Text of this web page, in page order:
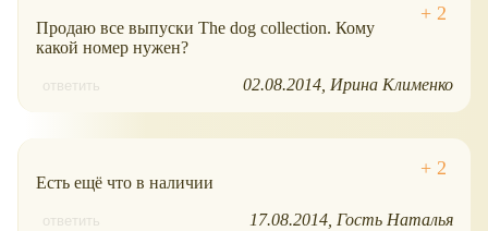
Продаю все выпуски The dog collection. Кому
какой номер нужен?
ответить 02.08.2014 Ирина Клименко
Есть ещё что в наличии
ответить 17.08.2014 Гость Наталья